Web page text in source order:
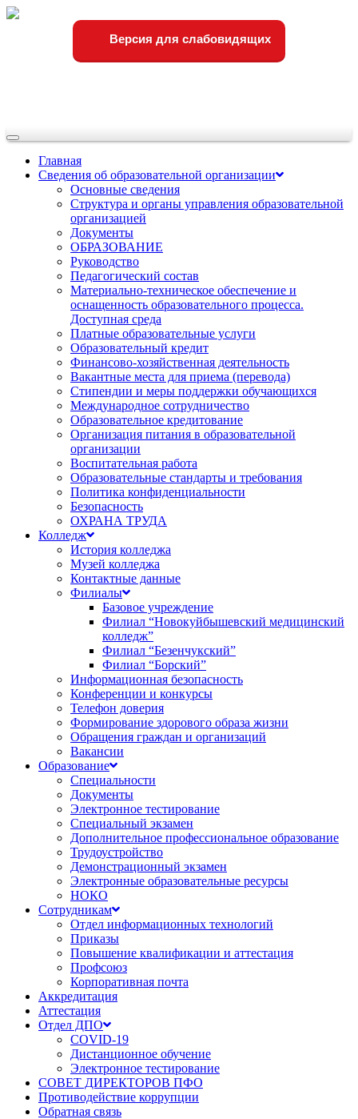
Версия для слабовидящих
Переключить
навигацииГлавная
Сведения об образовательной организации
Основные сведения
Структура и органы управления образовательной
организацией
Документы
ОБРАЗОВАНИЕ
Руководство
Педагогический состав
Материально-техническое обеспечение и
оснащенность образовательного процесса.
Доступная среда
Платные образовательные услуги
Образовательный кредит
Финансово-хозяйственная деятельность
Вакантные места для приема (перевода)
Стипендии и меры поддержки обучающихся
Международное сотрудничество
Образовательное кредитование
Организация питания в образовательной
организации
Воспитательная работа
Образовательные стандарты и требования
Политика конфиденциальности
Безопасность
ОХРАНА ТРУДА
Колледж
История колледжа
Музей колледжа
Контактные данные
Филиалы
Базовое учреждение
Филиал “Новокуйбышевский медицинский
колледж”
Филиал “Безенчукский”
Филиал “Борский”
Информационная безопасность
Конференции и конкурсы
Телефон доверия
Формирование здорового образа жизни
Обращения граждан и организаций
Вакансии
Образование
Специальности
Документы
Электронное тестирование
Специальный экзамен
Дополнительное профессиональное образование
Трудоустройство
Демонстрационный экзамен
Электронные образовательные ресурсы
НОКО
Сотрудникам
Отдел информационных технологий
Приказы
Повышение квалификации и аттестация
Профсоюз
Корпоративная почта
Аккредитация
Аттестация
Отдел ДПО
COVID-19
Дистанционное обучение
Электронное тестирование
СОВЕТ ДИРЕКТОРОВ ПФО
Противодействие коррупции
Обратная связь